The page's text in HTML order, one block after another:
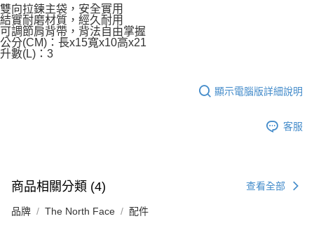
雙向拉鍊主袋，安全實用
結實耐磨材質，經久耐用
可調節肩背帶，背法自由掌握
公分(CM)：長x15寬x10高x21
升數(L)：3
顯示電腦版詳細說明
客服
商品相關分類 (4) 查看全部
品牌 The North Face 配件